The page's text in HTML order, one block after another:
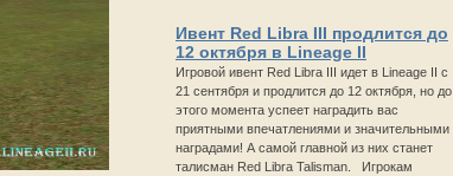
Ивент Red Libra III продлится до
12 октября в Lineage II
Игровой ивент Red Libra III идет в Lineage II с
21 сентября и продлится до 12 октября, но до
этого момента успеет наградить вас
приятными впечатлениями и значительными
наградами! А самой главной из них станет
талисман Red Libra Talisman. Игрокам